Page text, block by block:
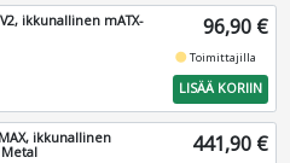
ikkunallinen mATX-
96,90 €
fiber_manual_recordToimittajilla
LISÄÄ KORIIN
ikkunallinen
441,90 €